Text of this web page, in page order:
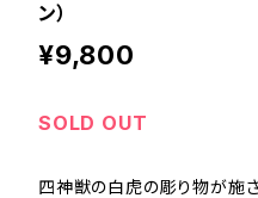
ン）
¥9,800
SOLD OUT
四神獣の白虎の彫り物が施